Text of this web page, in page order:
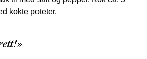
kokte poteter.